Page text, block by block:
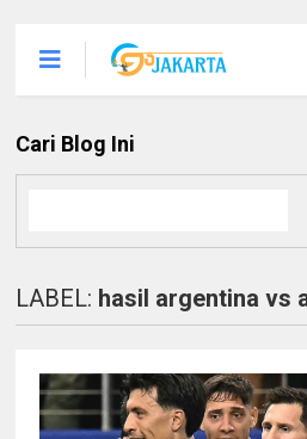
Cari Blog Ini
LABEL: hasil argentina vs